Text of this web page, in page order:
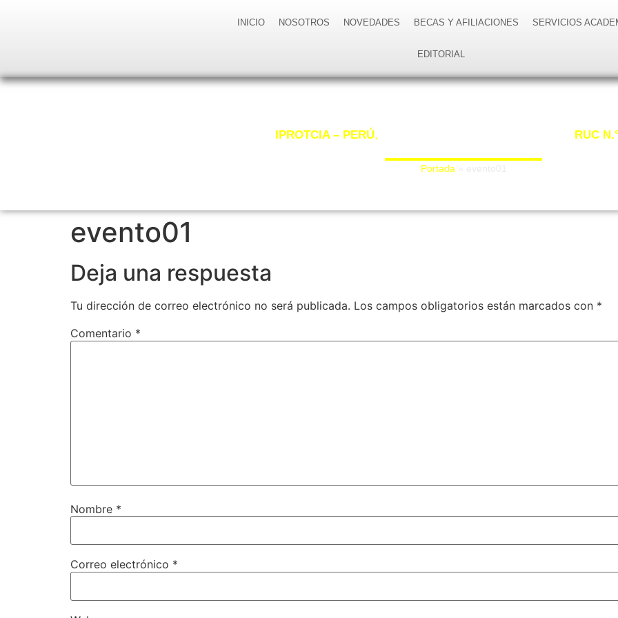
INICIO NOSOTROS NOVEDADES BECAS Y AFILIACIONES SERVICIOS
EDITORIAL
IPROTCIA – PERÚ,
RUC
Portada»
evento01
Deja una respuesta
Tu dirección de correo electrónico no será publicada. Los campos obligatorios están marcados con *
Comentario *
Nombre *
Correo electrónico *